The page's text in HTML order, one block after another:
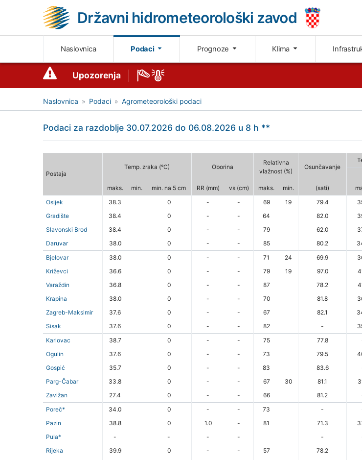
Državni hidrometeorološki zavod
Naslovnica Podaci Prognoze Klima
Upozorenja
Naslovnica Podaci Agrometeorološki podaci
Podaci za razdoblje 30.07.2026 do 06.08.2026 u 8 h **
Postaja
Temp. zraka (°C) Oborina
Relativna
vlažnost (%)
Osunčavanje
maks.
min. min. na 5 cm RR (mm) vs (cm) maks. min. (sati)
Osijek
38.3 0 - - 69 19 79.4
Gradište
38.4 0 - - 64 82.0
Slavonski Brod
38.4 0 - - 79 62.0
Daruvar
38.0 0 - - 85 80.2
Bjelovar
38.0 0 - - 71 24 69.9
Križevci
36.6 0 - - 79 19 97.0
Varaždin
36.8 0 - - 87 78.2
Krapina
38.0 0 - - 70 81.8
Zagreb-Maksimir
37.6 0 - - 67 82.1
Sisak
37.6 0 - - 82 -
Karlovac
38.7 0 - - 75 77.8
Ogulin
37.6 0 - - 73 79.5
Gospić
35.7 0 - - 83 83.6
Parg-Čabar
33.8 0 - - 67 30 81.1
Zavižan
27.4 0 - - 66 81.2
Poreč*
34.0 0 - - 73 -
Pazin
38.8 0 1.0 - 81 71.3
Pula*
- - - - -
Rijeka
39.9 0 - - 57 78.2